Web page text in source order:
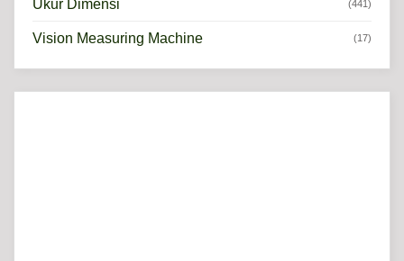
Ukur Dimensi (441)
Vision Measuring Machine (17)